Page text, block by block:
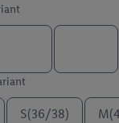
S(36/38)